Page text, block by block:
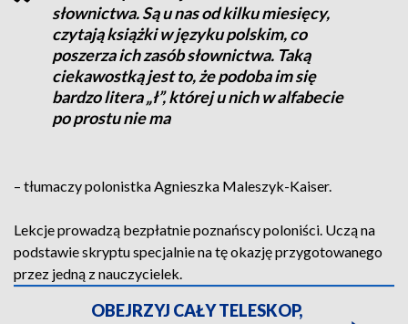
słownictwa. Są u nas od kilku miesięcy,
czytają książki w języku polskim, co
poszerza ich zasób słownictwa. Taką
ciekawostką jest to, że podoba im się
bardzo litera „ł”, której u nich w alfabecie
po prostu nie ma
– tłumaczy polonistka Agnieszka Maleszyk-Kaiser.
Lekcje prowadzą bezpłatnie poznańscy poloniści. Uczą na
podstawie skryptu specjalnie na tę okazję przygotowanego
przez jedną z nauczycielek.
OBEJRZYJ CAŁY TELESKOP,